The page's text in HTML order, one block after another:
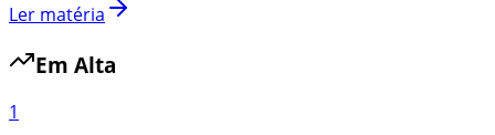
Ler matéria
Em Alta
1